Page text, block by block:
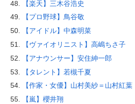
【楽天】三木谷浩史
【プロ野球】鳥谷敬
【アイドル】中森明菜
【ヴァイオリニスト】高嶋ちさ子
【アナウンサー】安住紳一郎
【タレント】若槻千夏
【作家・女優】山村美紗＝山村紅葉
【嵐】櫻井翔